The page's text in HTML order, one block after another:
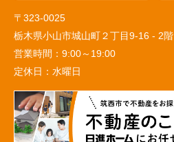
〒323-0025
栃木県小山市城山町２丁目9-16 - 2階
営業時間： 9:00～19:00
定休日： 水曜日